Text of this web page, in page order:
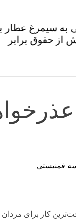
عطار با
فمنیستی
کار برای